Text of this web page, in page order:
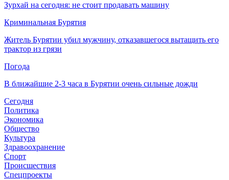
Зурхай на сегодня: не стоит продавать машину
Криминальная Бурятия
Житель Бурятии убил мужчину, отказавшегося вытащить его
трактор из грязи
Погода
В ближайшие 2-3 часа в Бурятии очень сильные дожди
Сегодня
Политика
Экономика
Общество
Культура
Здравоохранение
Спорт
Происшествия
Спецпроекты